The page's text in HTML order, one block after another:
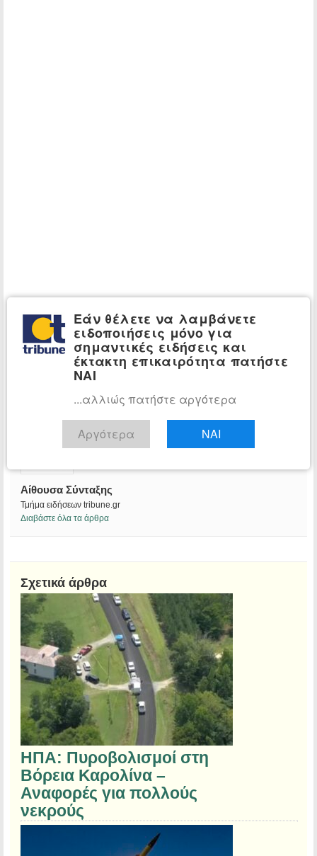
Αίθουσα Σύνταξης
Τμήμα ειδήσεων tribune.gr
Διαβάστε όλα τα άρθρα
Σχετικά άρθρα
ΗΠΑ: Πυροβολισμοί στη
Βόρεια Καρολίνα –
Αναφορές για πολλούς
νεκρούς
Εάν θέλετε να λαμβάνετε
ειδοποιήσεις μόνο για
σημαντικές ειδήσεις και
έκτακτη επικαιρότητα πατήστε
ΝΑΙ
...αλλιώς πατήστε αργότερα
Αργότερα ΝΑΙ